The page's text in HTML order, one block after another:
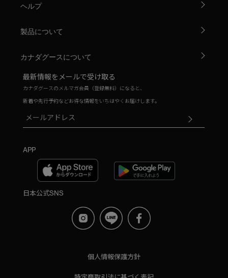
ヘルプ
製品について
カナダグースについて
最新情報をメールで受け取る
カナダグースのメルマガ会員（登録無料）になると、
新着や先行予約などお得な情報をいちはやくお届けします。
APP
日本公式SNS
個人情報保護方針